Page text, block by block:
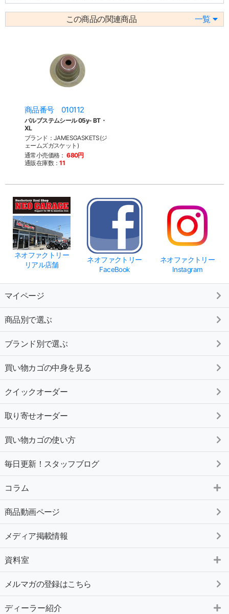
この商品の関連商品 一覧
商品番号 010112
バルブステムシール 05y- BT・
XL
ブランド：JAMESGASKETS(ジ
ェームズガスケット)
通常小売価格： 680円
通販在庫数：11
ネオファクトリー
リアル店舗
ネオファクトリー
FaceBook
ネオファクトリー
Instagram
マイページ
商品別で選ぶ
ブランド別で選ぶ
買い物カゴの中身を見る
クイックオーダー
取り寄せオーダー
買い物カゴの使い方
毎日更新！スタッフブログ
コラム
商品動画ページ
メディア掲載情報
資料室
メルマガの登録はこちら
ディーラー紹介